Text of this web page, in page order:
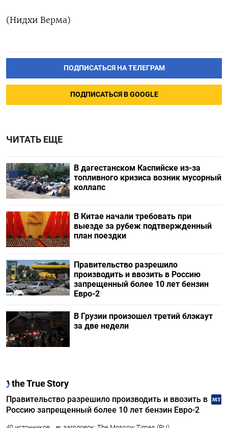
(Нидхи Верма)
ПОДПИСАТЬСЯ НА ТЕЛЕГРАМ
ПОДПИСАТЬСЯ В GOOGLE
ЧИТАТЬ ЕЩЕ
В дагестанском Каспийске из-за
топливного кризиса возник мусорный
коллапс
В Китае начали требовать при
выезде за рубеж подтвержденный
план поездки
Правительство разрешило
производить и ввозить в Россию
запрещенный более 10 лет бензин
Евро-2
В Грузии произошел третий блэкаут
за две недели